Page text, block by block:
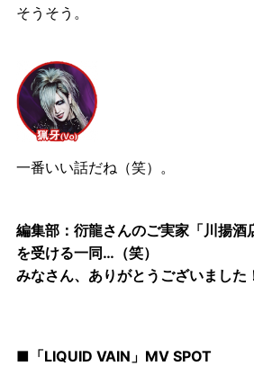
そうそう。
一番いい話だね（笑）。
編集部：衍龍さんのご実家「川揚酒
を受ける一同…（笑）
みなさん、ありがとうございました
■「LIQUID VAIN」MV SPOT